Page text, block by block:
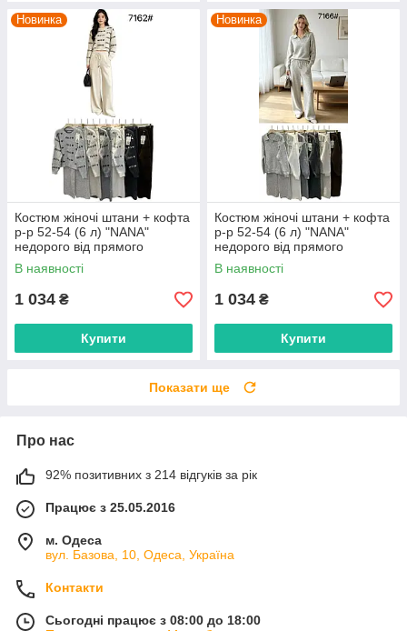
Новинка
Костюм жіночі штани + кофта
р-р 52-54 (6 л) "NANA"
недорого від прямого
постачальника
В наявності
1 034 ₴
Купити
Новинка
Костюм жіночі штани + кофта
р-р 52-54 (6 л) "NANA"
недорого від прямого
постачальника
В наявності
1 034 ₴
Купити
Показати ще
Про нас
92% позитивних з 214 відгуків за рік
Працює з 25.05.2016
м. Одеса
вул. Базова, 10, Одеса, Україна
Контакти
Сьогодні працює з 08:00 до 18:00